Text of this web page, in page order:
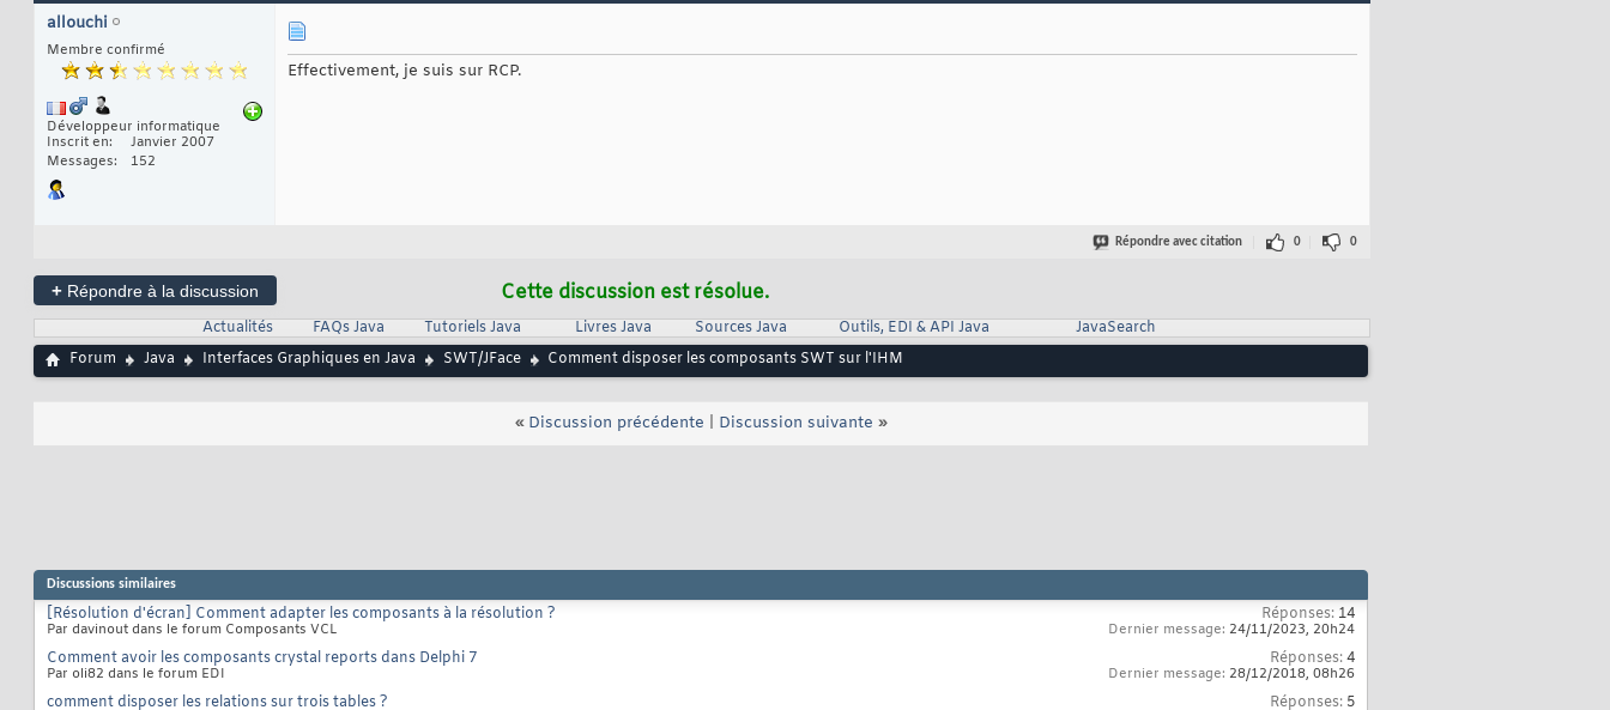
allouchi
Membre confirmé
Développeur informatique
Inscrit en
Janvier 2007
Messages
152
Effectivement, je suis sur RCP.
Répondre avec citation 0 0
+ Répondre à la discussion Cette discussion est résolue.
Actualités FAQs Java Tutoriels Java Livres Java Sources Java Outils, EDI & API Java
JavaSearch
Forum
Java Interfaces Graphiques en Java SWT/JFace Comment disposer les composants SWT sur l'IHM
« Discussion précédente Discussion suivante »
Discussions similaires
[Résolution d'écran] Comment adapter les composants à la résolution ?
Par davinout dans le forum Composants VCL
Réponses: 14
Dernier message: 24/11/2023, 20h24
Comment avoir les composants crystal reports dans Delphi 7
Par oli82 dans le forum EDI
Réponses:4
Dernier message: 28/12/2018, 08h26
comment disposer les relations sur trois tables ? Réponses: 5